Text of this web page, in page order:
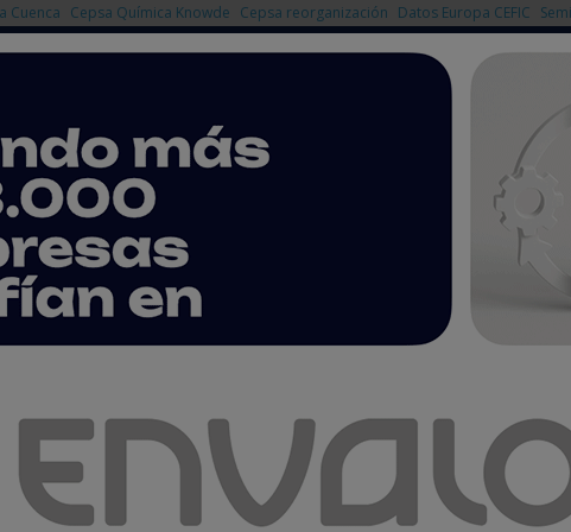
Cuenca Cepsa Química Knowde Cepsa reorganización Datos Europa CEFIC
eje de la participación de Genebre en Expoquimia 2026